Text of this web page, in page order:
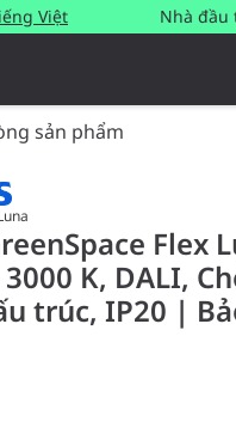
Việt Nhà đầu
sản phẩm
Flex
K, DALI,
trúc, IP20 |